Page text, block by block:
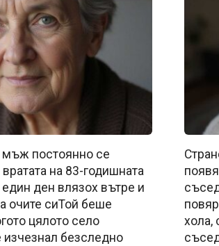
постоянно се
на 83-годишната
ден влязох вътре и
очите сиТой беше
цялото село
безследно
хола,